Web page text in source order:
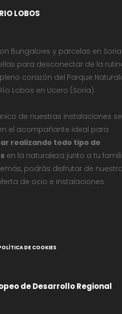
LOBOS
Bungalows y parcelas en
para desconectar de la
corazón del Parque
Lobos en Ucero (Soria)
de nuestras instalaciones se
el acompañante ideal para
realizando todo tipo de
en la naturaleza junto a tu
podrás disfrutar de
de ocio e instalaciones
DE COOKIES
de Desarrollo Regional